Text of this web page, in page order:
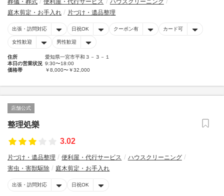
葬儀・葬式 便利屋・代行サービス
ハウスクリーニング
庭木剪定・お手入れ
片づけ・遺品整理
出張・訪問対応 日祝OK クーポン有 カード可
女性歓迎 男性歓迎
住所
愛知県一宮市平和３－３－１
本日の営業状況 9:30〜18:00
価格帯
￥8,000〜￥32,000
店舗公式
整理処樂
3.02
片づけ・遺品整理 便利屋・代行サービス
ハウスクリーニング
害虫・害獣駆除
庭木剪定・お手入れ
出張・訪問対応 日祝OK